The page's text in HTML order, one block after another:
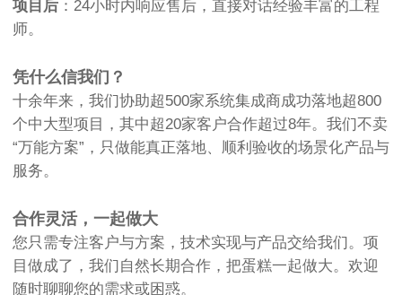
项目后 ：24小时内响应售后，直接对话经验丰富的工程
师。
凭什么信我们？
十余年来，我们协助超500家系统集成商成功落地超800
个中大型项目，其中超20家客户合作超过8年。我们不卖
“万能方案”，只做能真正落地、顺利验收的场景化产品与
服务。
合作灵活，一起做大
您只需专注客户与方案，技术实现与产品交给我们。项
目做成了，我们自然长期合作，把蛋糕一起做大。欢迎
随时聊聊您的需求或困惑。